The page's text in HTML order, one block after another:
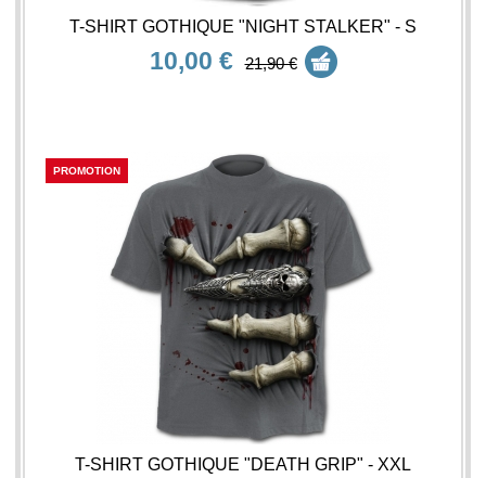
T-SHIRT GOTHIQUE "NIGHT STALKER" - S
10,00 € 21,90 €
PROMOTION
T-SHIRT GOTHIQUE "DEATH GRIP" - XXL